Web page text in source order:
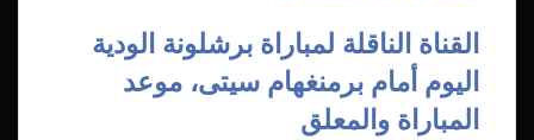
القناة الناقلة لمباراة برشلونة الودية
اليوم أمام برمنغهام سيتى، موعد
المباراة والمعلق